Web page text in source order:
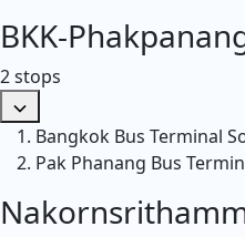
BKK-
2 stops
Bangkok Bus Terminal
Pak Phanang Bus